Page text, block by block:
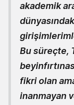
akademik
Bu süreçte,
fikri olan
inanmayan